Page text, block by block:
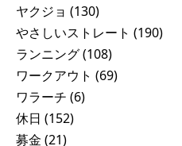
ヤクジョ (130)
やさしいストレート (190)
ランニング(108)
ワークアウト (69)
ワラーチ (6)
休日 (152)
募金 (21)